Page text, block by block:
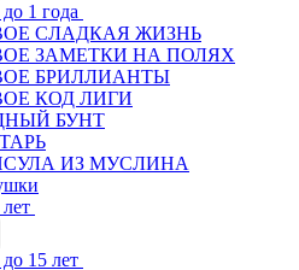
1 года
СЛАДКАЯ ЖИЗНЬ
ЗАМЕТКИ НА ПОЛЯХ
БРИЛЛИАНТЫ
КОД ЛИГИ
БУНТ
ИЗ МУСЛИНА
15 лет